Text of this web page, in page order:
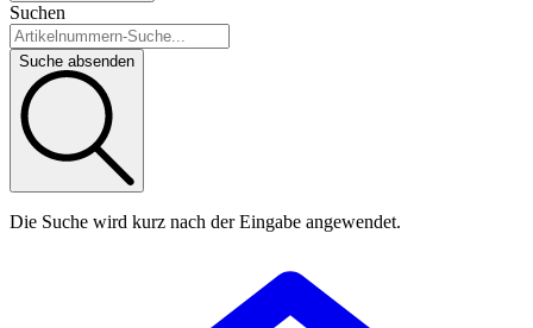
Suchen
Suche absenden
Die Suche wird kurz nach der Eingabe angewendet.